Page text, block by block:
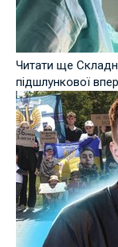
Читати ще
підшлункової